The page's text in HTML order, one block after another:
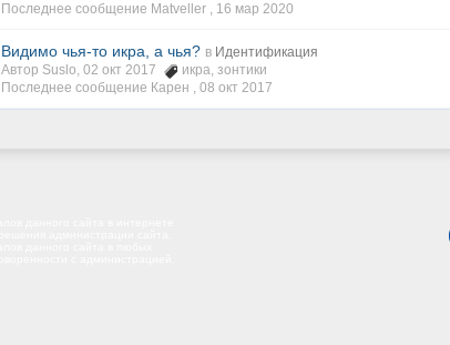
Последнее сообщение Matveller , 16 мар 2020
Видимо чья-то икра, а чья? в Идентификация
Автор Suslo, 02 окт 2017
икра, зонтики
Последнее сообщение Карен , 08 окт 2017